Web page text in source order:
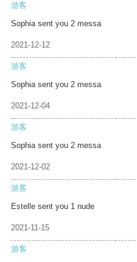
游客
Sophia sent you 2 messa
2021-12-12
游客
Sophia sent you 2 messa
2021-12-04
游客
Sophia sent you 2 messa
2021-12-02
游客
Estelle sent you 1 nude
2021-11-15
游客